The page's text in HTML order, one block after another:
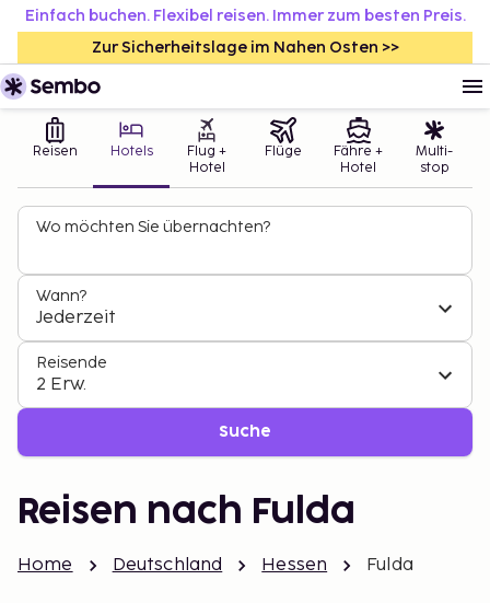
Einfach buchen. Flexibel reisen. Immer zum besten Preis.
Zur Sicherheitslage im Nahen Osten >>
Reisen Hotels
Flug +
Hotel
Flüge
Fähre +
Hotel
Multi-
stop
Wo möchten Sie übernachten?
Wann?
Jederzeit
Reisende
2 Erw.
Suche
Reisen nach Fulda
Home Deutschland Hessen Fulda